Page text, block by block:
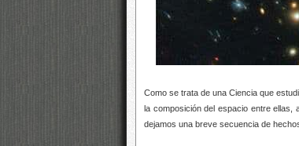
Como se trata de una Ciencia que
la composición del espacio entre
dejamos una breve secuencia de